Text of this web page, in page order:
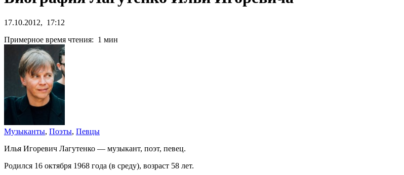
17.10.2012, 17:12
Примерное время чтения: 1 мин
Музыканты, Поэты, Певцы
Илья Игоревич Лагутенко — музыкант, поэт, певец.
Родился 16 октября 1968 года (в среду), возраст 58 лет.